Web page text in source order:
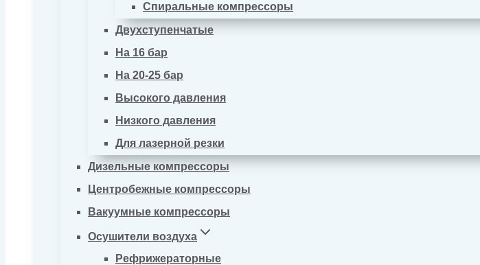
Спиральные компрессоры
Двухступенчатые
На 16 бар
На 20-25 бар
Высокого давления
Низкого давления
Для лазерной резки
Дизельные компрессоры
Центробежные компрессоры
Вакуумные компрессоры
Осушители воздуха
Рефрижераторные